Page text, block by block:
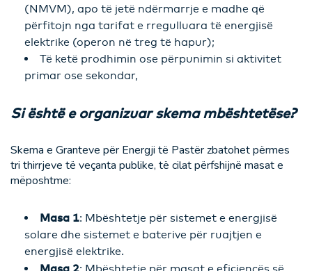
(NMVM), apo të jetë ndërmarrje e madhe që
përfitojn nga tarifat e rregulluara të energjisë
elektrike (operon në treg të hapur);
Të ketë prodhimin ose përpunimin si aktivitet
primar ose sekondar,
Si është e organizuar skema mbështetëse?
Skema e Granteve për Energji të Pastër zbatohet përmes
tri thirrjeve të veçanta publike, të cilat përfshijnë masat e
mëposhtme:
Masa 1: Mbështetje për sistemet e energjisë
solare dhe sistemet e baterive për ruajtjen e
energjisë elektrike.